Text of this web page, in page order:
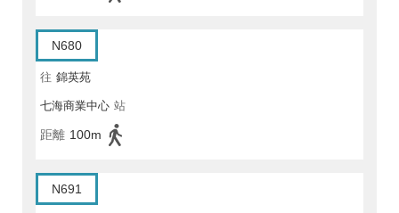
N680
往 錦英苑
七海商業中心 站
距離 100m
N691